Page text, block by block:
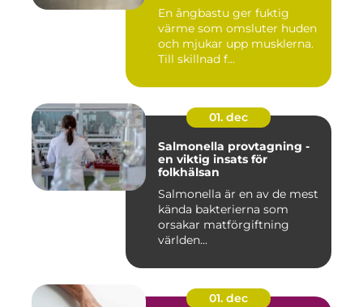
En ångbastu ger fuktig
värme som omsluter huden
och mjukar upp musklerna.
Till skillnad f...
01. dec
Salmonella provtagning -
en viktig insats för
folkhälsan
Salmonella är en av de mest
kända bakterierna som
orsakar matförgiftning
världen...
01. dec